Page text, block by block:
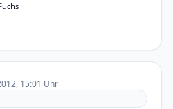
15:01 Uhr